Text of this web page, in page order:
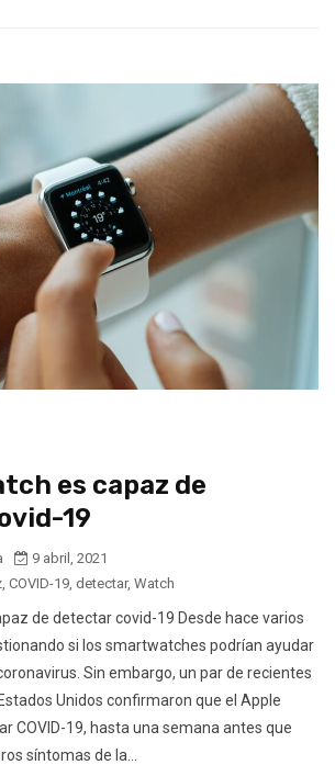
es capaz de
19
9 abril, 2021
COVID-19 detectar, Watch
de detectar covid-19 Desde hace varios
si los smartwatches podrían ayudar
Sin embargo, un par de recientes
Unidos confirmaron que el Apple
COVID-19, hasta una semana antes que
síntomas de la...